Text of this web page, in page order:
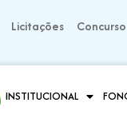
Licitações Concurso
INSTITUCIONAL